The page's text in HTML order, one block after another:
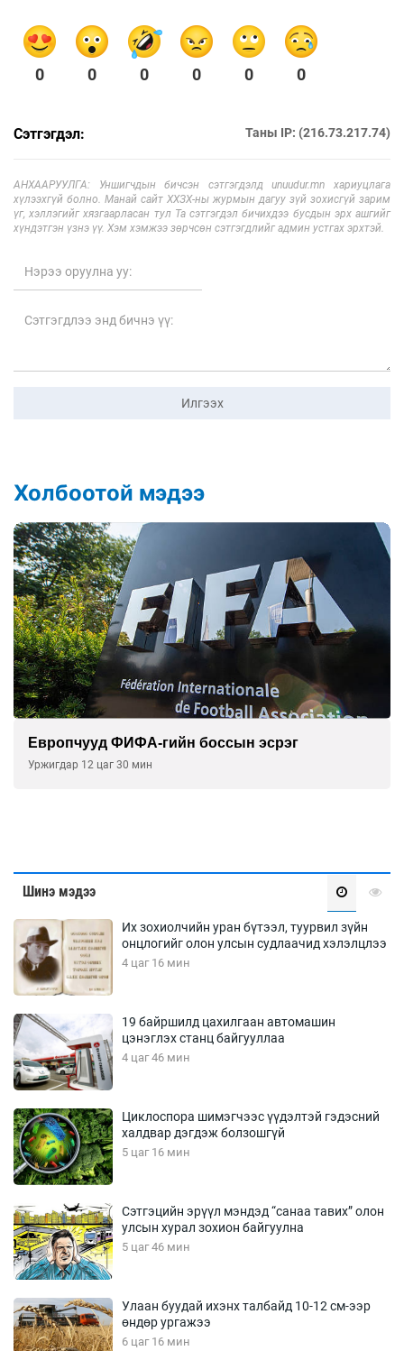
0 0 0 0 0 0
Сэтгэгдэл: Таны IP: (216.73.217.74)
АНХААРУУЛГА: Уншигчдын бичсэн сэтгэгдэлд unuudur.mn хариуцлага
хүлээхгүй болно. Манай сайт ХХЗХ-ны журмын дагуу зүй зохисгүй зарим
үг, хэллэгийг хязгаарласан тул Та сэтгэгдэл бичихдээ бусдын эрх ашгийг
хүндэтгэн үзнэ үү. Хэм хэмжээ зөрчсөн сэтгэгдлийг админ устгах эрхтэй.
Илгээх
Холбоотой мэдээ
Европчууд ФИФА-гийн боссын эсрэг
Уржигдар 12 цаг 30 мин
Шинэ мэдээ
Их зохиолчийн уран бүтээл, туурвил зүйн
онцлогийг олон улсын судлаачид хэлэлцлээ
4 цаг 16 мин
19 байршилд цахилгаан автомашин
цэнэглэх станц байгууллаа
4 цаг 46 мин
Циклоспора шимэгчээс үүдэлтэй гэдэсний
халдвар дэгдэж болзошгүй
5 цаг 16 мин
Сэтгэцийн эрүүл мэндэд “санаа тавих” олон
улсын хурал зохион байгуулна
5 цаг 46 мин
Улаан буудай ихэнх талбайд 10-12 см-ээр
өндөр ургажээ
6 цаг 16 мин